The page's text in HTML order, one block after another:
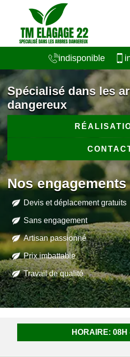
indisponible
Spécialisé dans les
dangereux
Nos engagements
Devis et déplacement gratuits
Sans engagement
Artisan passionné
Prix imbattable
Travail de qualité
HORAIRE: 08H